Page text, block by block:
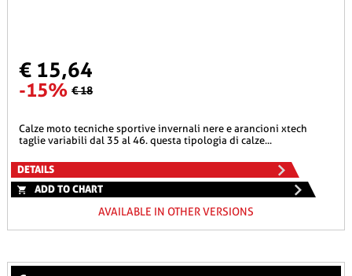
€ 15,64
-15% € 18
calze moto tecniche sportive invernali nere e arancioni xtech
taglie variabili dal 35 al 46. questa tipologia di calze...
DETAILS
ADD TO CHART
AVAILABLE IN OTHER VERSIONS